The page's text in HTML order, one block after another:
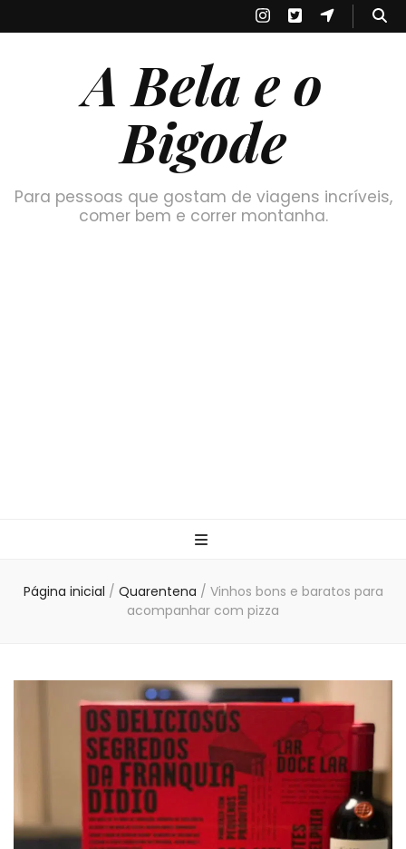
A Bela e o
Bigode
Para pessoas que gostam de viagens incríveis,
comer bem e correr montanha.
Página inicial / Quarentena / Vinhos bons e baratos para
acompanhar com pizza